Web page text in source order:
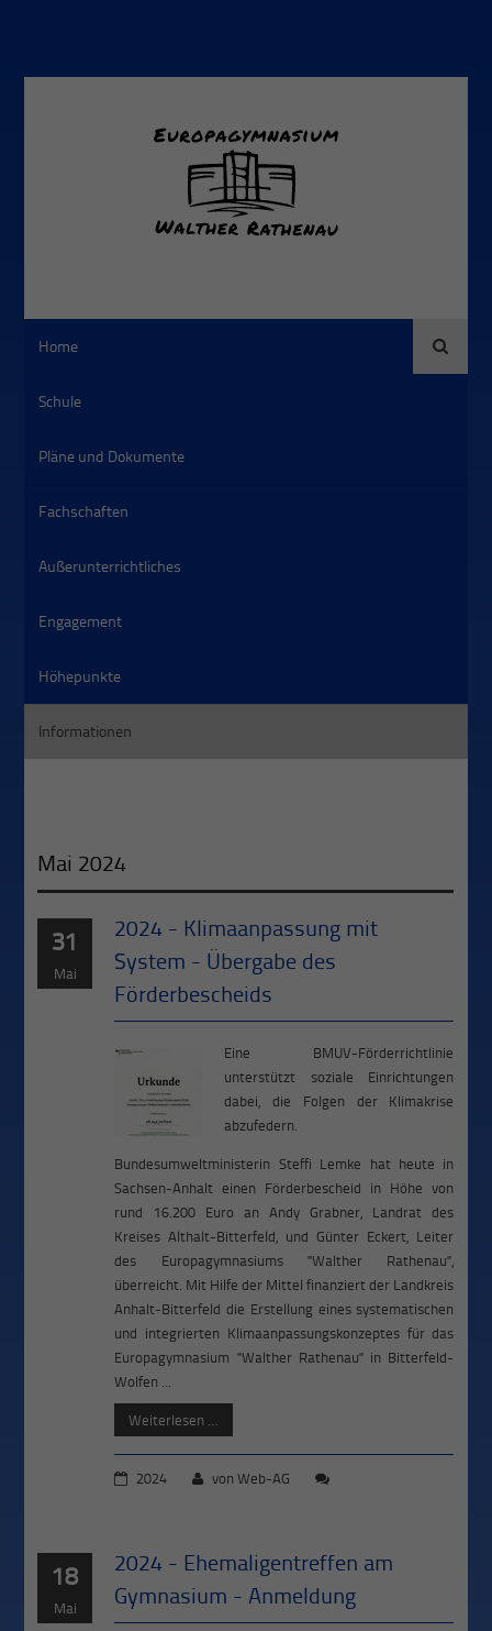
Home
Schule
Pläne und Dokumente
Fachschaften
Außerunterrichtliches
Engagement
Höhepunkte
Informationen
Suche
Mai 2024
31
Mai
2024 - Klimaanpassung mit
System - Übergabe des
Förderbescheids
Eine BMUV-Förderrichtlinie
unterstützt soziale Einrichtungen
dabei, die Folgen der Klimakrise
abzufedern.
Bundesumweltministerin Steffi Lemke hat heute in
Sachsen-Anhalt einen Förderbescheid in Höhe von
rund 16.200 Euro an Andy Grabner, Landrat des
Kreises Althalt-Bitterfeld, und Günter Eckert, Leiter
des Europagymnasiums "Walther Rathenau",
überreicht. Mit Hilfe der Mittel finanziert der Landkreis
Anhalt-Bitterfeld die Erstellung eines systematischen
und integrierten Klimaanpassungskonzeptes für das
Europagymnasium "Walther Rathenau" in Bitterfeld-
Wolfen ...
Weiterlesen …
2024 vonWeb-AG
18
Mai
2024 - Ehemaligentreffen am
Gymnasium - Anmeldung